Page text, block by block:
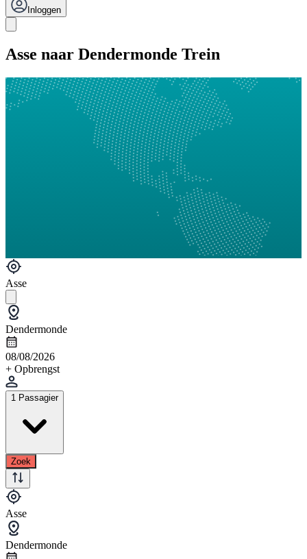
Inloggen
Asse naar Dendermonde Trein
Asse
Dendermonde
08/08/2026
+ Opbrengst
1 Passagier
Zoek
Asse
Dendermonde